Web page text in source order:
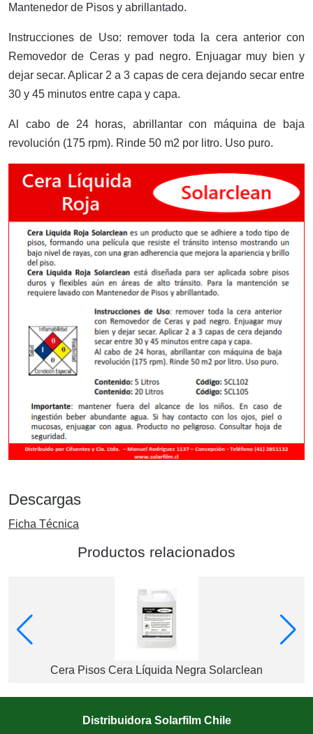
Mantenedor de Pisos y abrillantado.
Instrucciones de Uso: remover toda la cera anterior con
Removedor de Ceras y pad negro. Enjuagar muy bien y
dejar secar. Aplicar 2 a 3 capas de cera dejando secar entre
30 y 45 minutos entre capa y capa.
Al cabo de 24 horas, abrillantar con máquina de baja
revolución (175 rpm). Rinde 50 m2 por litro. Uso puro.
Descargas
Ficha Técnica
Productos relacionados
Cera Pisos Cera Líquida Negra Solarclean
Distribuidora Solarfilm Chile